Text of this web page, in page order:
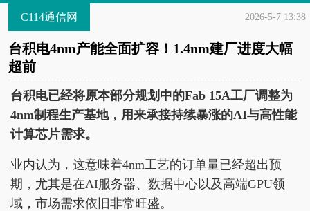
C114通信网 2026-5-7 13:38
台积电4nm产能全面扩容！1.4nm建厂进度大幅
超前
台积电已经将原本部分规划中的Fab 15A工厂调整为
4nm制程生产基地，用来承接持续暴涨的AI与高性能
计算芯片需求。
业内认为，这意味着4nm工艺的订单量已经超出预
期，尤其是在AI服务器、数据中心以及高端GPU领
域，市场需求依旧非常旺盛。